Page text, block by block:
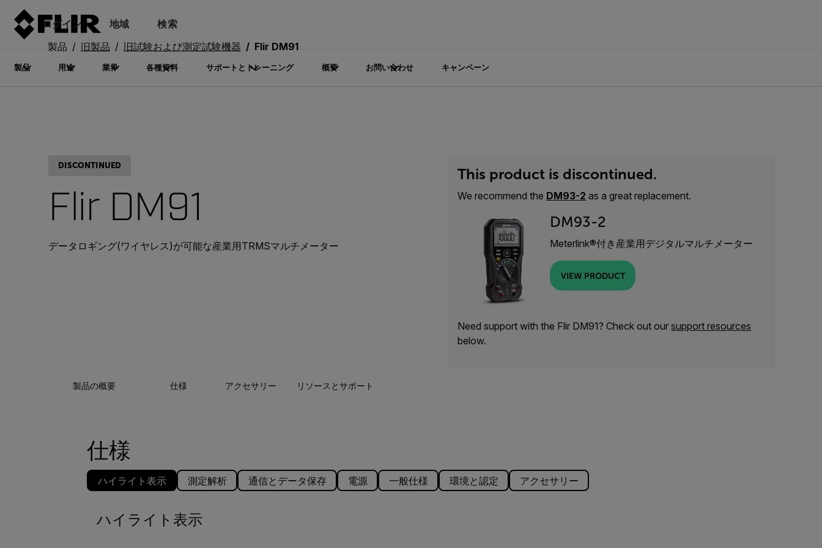
ログイン 地域 検索
製品 用途 業界 各種資料 サポートとトレーニング 概要 お問い合わせ キャンペーン
製品 旧製品 旧試験および測定試験機器 Flir DM91
DISCONTINUED
Flir DM91
データロギング(ワイヤレス)が可能な産業用TRMSマルチメーター
This product is discontinued.
We recommend the DM93-2 as a great replacement.
DM93-2
Meterlink®付き産業用デジタルマルチメーター
VIEW PRODUCT
Need support with the Flir DM91? Check out oursupport resources
below.
製品の概要 仕様 アクセサリー リソースとサポート
仕様
ハイライト表示 測定解析 通信とデータ保存 電源 一般仕様 環境と認定 アクセサリー
ハイライト表示